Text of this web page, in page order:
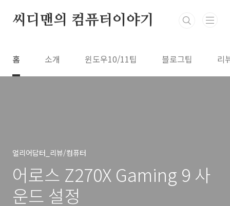
씨디맨의 컴퓨터이야기
홈 소개 윈도우10/11팁 블로그팁 리
얼리어답터_리뷰/컴퓨터
어로스 Z270X Gaming 9 사
운드 설정